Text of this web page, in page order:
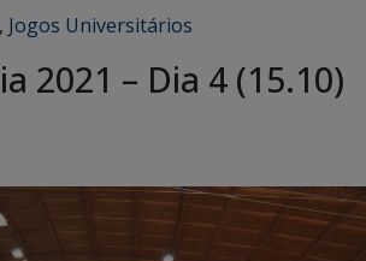
, Jogos Universitários
2021 – Dia 4 (15.10)